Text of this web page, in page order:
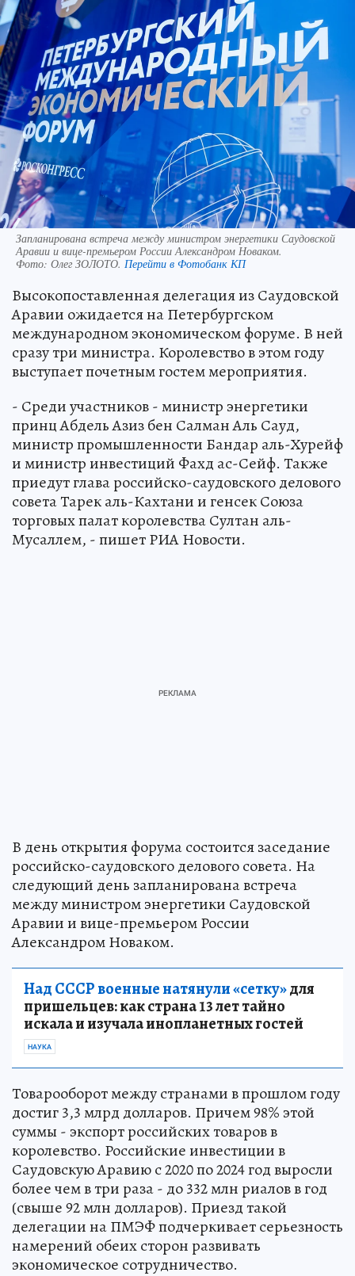
Запланирована встреча между министром энергетики Саудовской
Аравии и вице-премьером России Александром Новаком.
Фото: Олег ЗОЛОТО. Перейти в Фотобанк КП
Высокопоставленная делегация из Саудовской
Аравии ожидается на Петербургском
международном экономическом форуме. В ней
сразу три министра. Королевство в этом году
выступает почетным гостем мероприятия.
- Среди участников - министр энергетики
принц Абдель Азиз бен Салман Аль Сауд,
министр промышленности Бандар аль-Хурейф
и министр инвестиций Фахд ас-Сейф. Также
приедут глава российско-саудовского делового
совета Тарек аль-Кахтани и генсек Союза
торговых палат королевства Султан аль-
Мусаллем, - пишет РИА Новости.
В день открытия форума состоится заседание
российско-саудовского делового совета. На
следующий день запланирована встреча
между министром энергетики Саудовской
Аравии и вице-премьером России
Александром Новаком.
Над СССР военные натянули «сетку»для
пришельцев: как страна 13 лет тайно
искала и изучала инопланетных гостей
НАУКА
Товарооборот между странами в прошлом году
достиг 3,3 млрд долларов. Причем 98% этой
суммы - экспорт российских товаров в
королевство. Российские инвестиции в
Саудовскую Аравию с 2020 по 2024 год выросли
более чем в три раза - до 332 млн риалов в год
(свыше 92 млн долларов). Приезд такой
делегации на ПМЭФ подчеркивает серьезность
намерений обеих сторон развивать
экономическое сотрудничество.